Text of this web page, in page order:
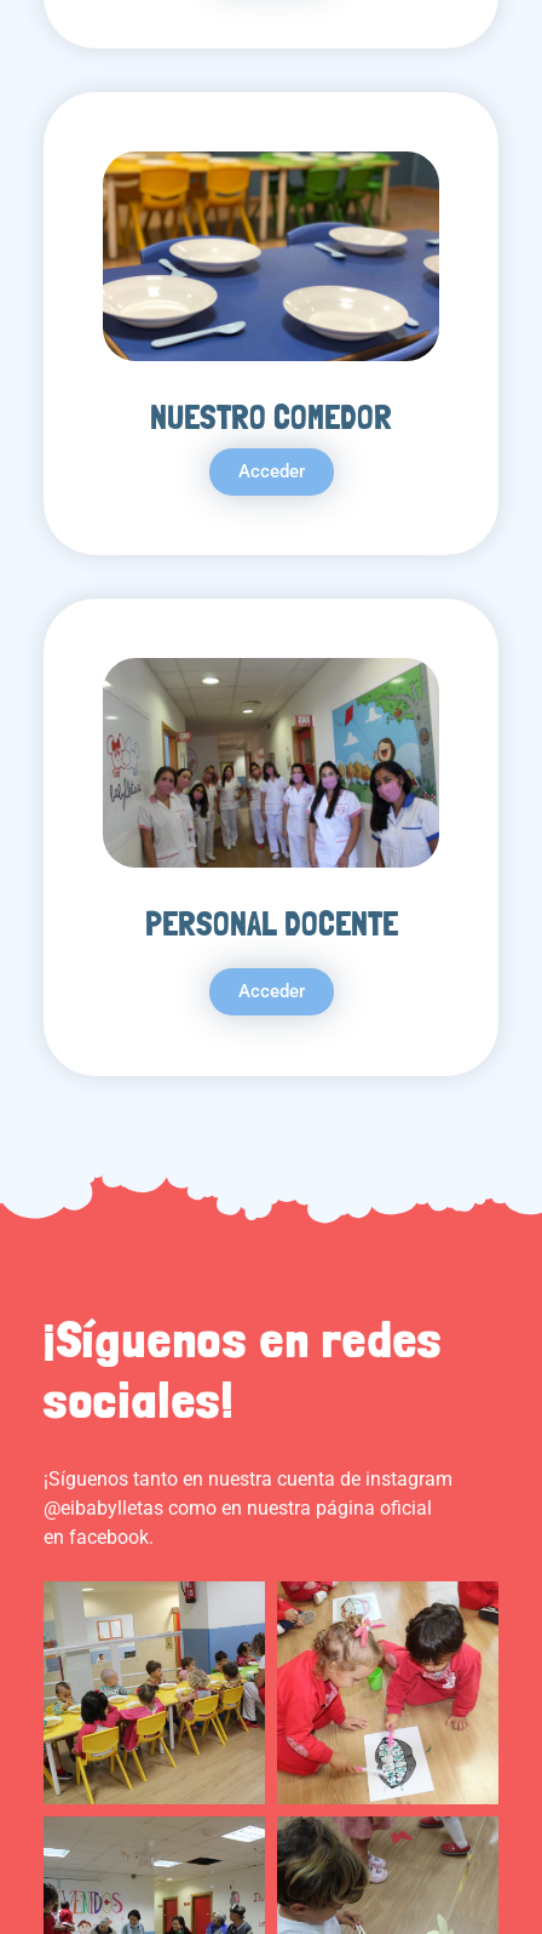
NUESTRO COMEDOR
Acceder
PERSONAL DOCENTE
Acceder
¡Síguenos en redes
sociales!
¡Síguenos tanto en nuestra cuenta de instagram
@eibabylletas como en nuestra página oficial
en facebook.